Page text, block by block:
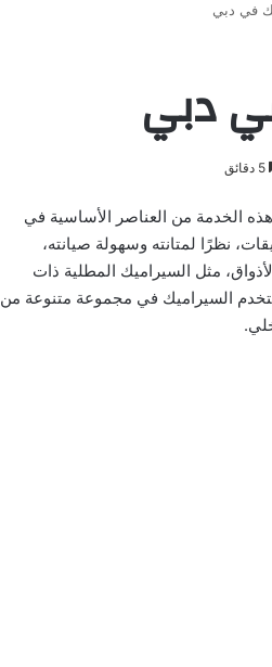
في دبي
دبي
الخدمة من العناصر الأساسية في
نظرًا لمتانته وسهولة صيانته،
مثل السيراميك المطلية ذات
السيراميك في مجموعة متنوعة من